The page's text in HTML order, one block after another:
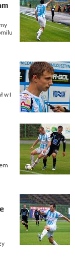
w I